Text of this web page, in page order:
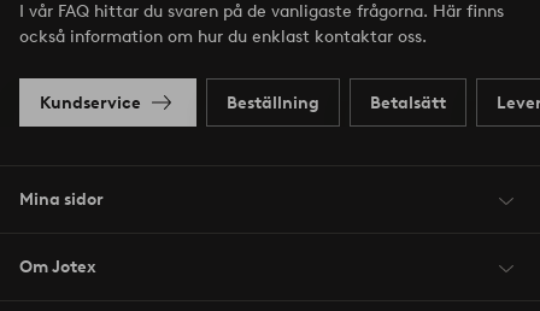
I vår FAQ hittar du svaren på de vanligaste frågorna. Här finns
också information om hur du enklast kontaktar oss.
Kundservice Beställning Betalsätt
Mina sidor
Om Jotex